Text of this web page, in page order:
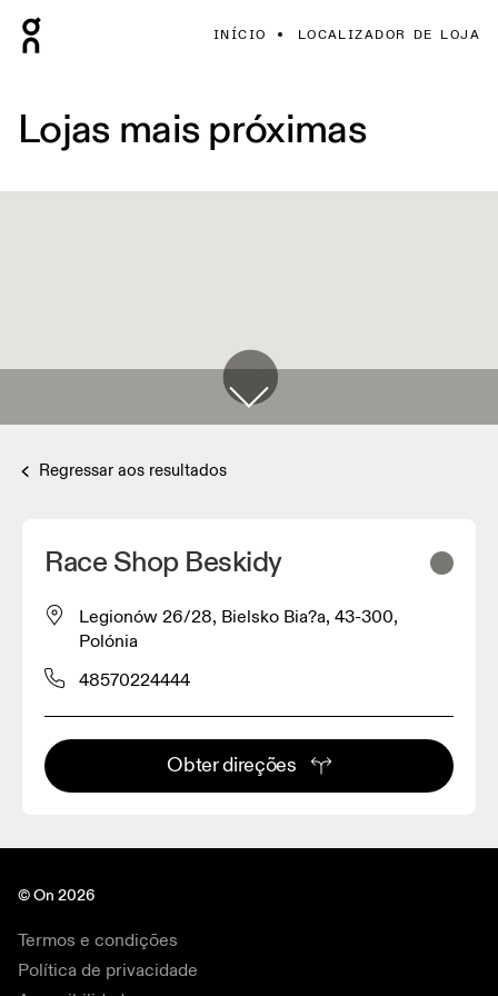
INÍCIO LOCALIZADOR DE LOJA
Lojas mais próximas
Regressar aos resultados
Race Shop Beskidy
Legionów 26/28, Bielsko Bia?a, 43-300,
Polónia
48570224444
Obter direções
© On 2026
Termos e condições
Política de privacidade